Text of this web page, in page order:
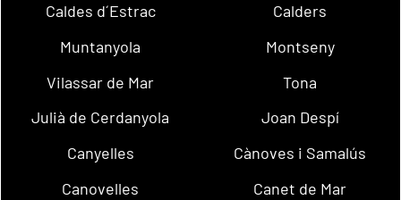
Caldes d´Estrac
Calders
Muntanyola
Montseny
Vilassar de Mar
Tona
Julià de Cerdanyola
Joan Despí
Canyelles
Cànoves i Samalús
Canovelles
Canet de Mar